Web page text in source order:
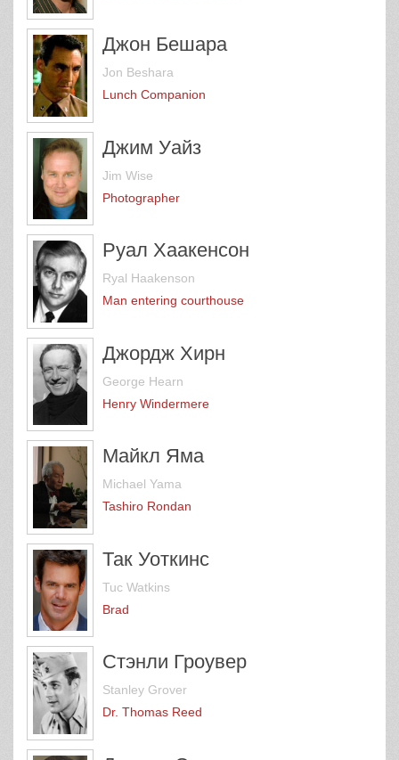
Джон Бешара
Jon Beshara
Lunch Companion
Джим Уайз
Jim Wise
Photographer
Руал Хаакенсон
Ryal Haakenson
Man entering courthouse
Джордж Хирн
George Hearn
Henry Windermere
Майкл Яма
Michael Yama
Tashiro Rondan
Так Уоткинс
Tuc Watkins
Brad
Стэнли Гроувер
Stanley Grover
Dr. Thomas Reed